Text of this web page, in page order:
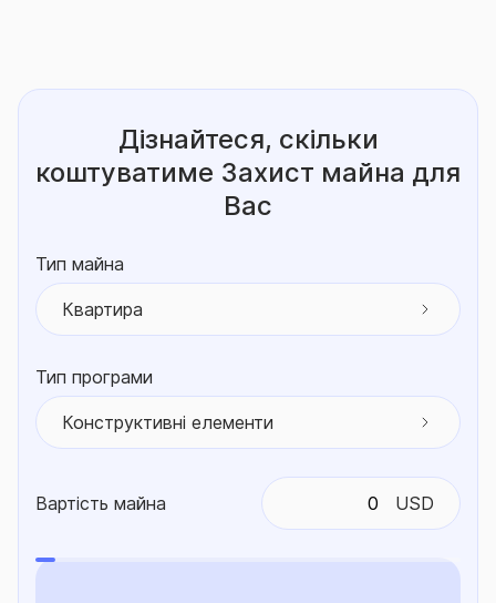
Дізнайтеся, скільки
коштуватиме Захист майна для
Вас
Тип майна
Квартира
Тип програми
Конструктивні елементи
Вартість майна USD